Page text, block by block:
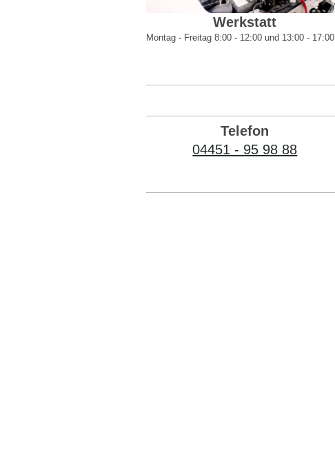
Werkstatt
Montag - Freitag 8:00 - 12:00 und 13:00 - 17:00
Telefon
04451 - 95 98 88